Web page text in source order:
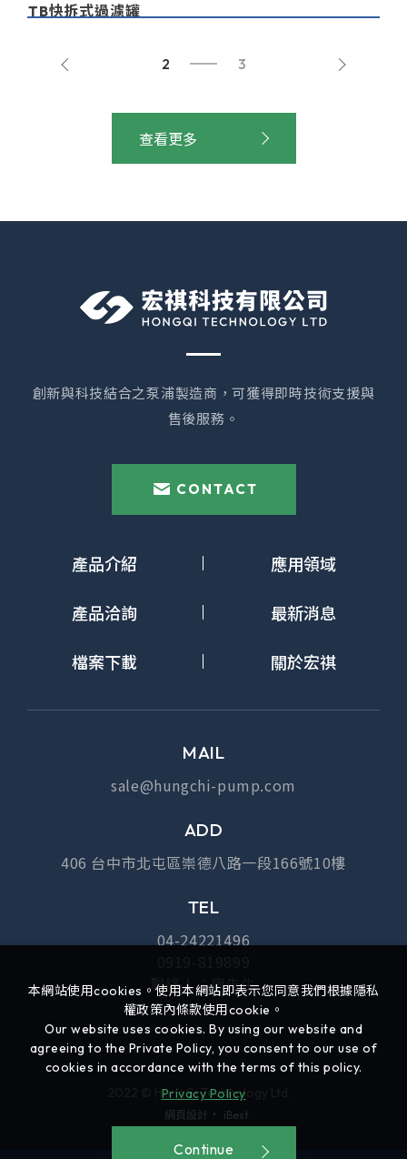
查看更多
TB快拆式過濾罐
2 3
創新與科技結合之泵浦製造商，可獲得即時技術支援與
售後服務。
CONTACT
產品介紹 應用領域
產品洽詢 最新消息
檔案下載 關於宏祺
MAIL
sale@hungchi-pump.com
ADD
406 台中市北屯區崇德八路一段166號10樓
TEL
04-24221496
聯絡人：廖先生
2022 © HongGi Technology Ltd.
網頁設計 ‧ iBest
本網站使用cookies。使用本網站即表示您同意我們根據隱私
權政策內條款使用cookie。
Our website uses cookies. By using our website and
agreeing to the Private Policy, you consent to our use of
cookies in accordance with the terms of this policy.
Privacy Policy
Continue